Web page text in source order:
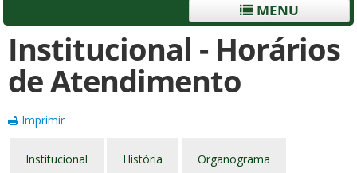
MENU
Institucional - Horários
de Atendimento
Imprimir
Institucional História Organograma